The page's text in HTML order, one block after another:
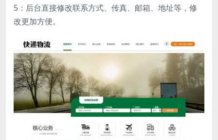
5：后台直接修改联系方式、传真、邮箱、地址等，修
改更加方便。